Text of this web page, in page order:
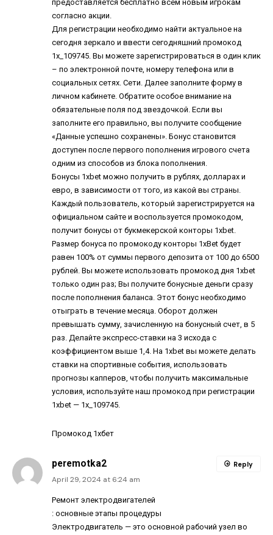
предоставляется бесплатно всем новым игрокам
согласно акции.
Для регистрации необходимо найти актуальное на
сегодня зеркало и ввести сегодняшний промокод
1x_109745. Вы можете зарегистрироваться в один клик
– по электронной почте, номеру телефона или в
социальных сетях. Сети. Далее заполните форму в
личном кабинете. Обратите особое внимание на
обязательные поля под звездочкой. Если вы
заполните его правильно, вы получите сообщение
«Данные успешно сохранены». Бонус становится
доступен после первого пополнения игрового счета
одним из способов из блока пополнения.
Бонусы 1xbet можно получить в рублях, долларах и
евро, в зависимости от того, из какой вы страны.
Каждый пользователь, который зарегистрируется на
официальном сайте и воспользуется промокодом,
получит бонусы от букмекерской конторы 1xbet.
Размер бонуса по промокоду конторы 1xBet будет
равен 100% от суммы первого депозита от 100 до 6500
рублей. Вы можете использовать промокод дня 1xbet
только один раз; Вы получите бонусные деньги сразу
после пополнения баланса. Этот бонус необходимо
отыграть в течение месяца. Оборот должен
превышать сумму, зачисленную на бонусный счет, в 5
раз. Делайте экспресс-ставки на 3 исхода с
коэффициентом выше 1,4. На 1xbet вы можете делать
ставки на спортивные события, использовать
прогнозы капперов, чтобы получить максимальные
условия, используйте наш промокод при регистрации
1xbet — 1x_109745.
Промокод 1хбет
peremotka2
April 29, 2024 at 6:24 am
Ремонт электродвигателей
: основные этапы процедуры
Электродвигатель — это основной рабочий узел во
Reply